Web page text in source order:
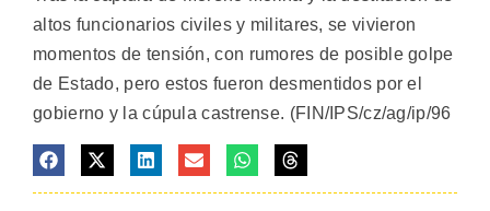
altos funcionarios civiles y militares, se vivieron
momentos de tensión, con rumores de posible golpe
de Estado, pero estos fueron desmentidos por el
gobierno y la cúpula castrense. (FIN/IPS/cz/ag/ip/96